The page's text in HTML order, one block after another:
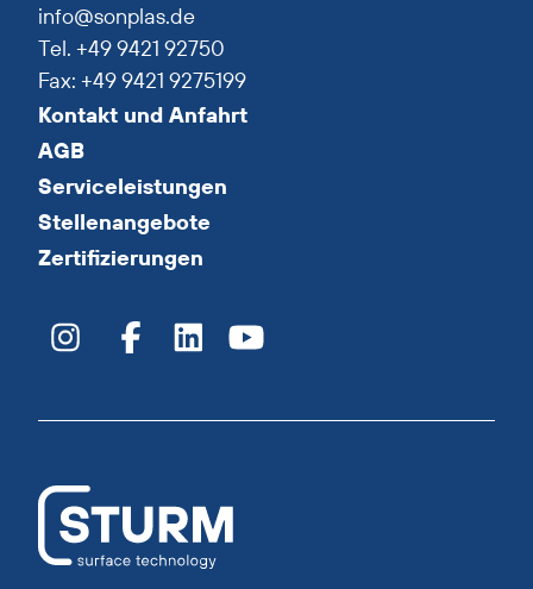
info@sonplas.de
Tel. +49 9421 92750
Fax: +49 9421 9275199
Kontakt und Anfahrt
AGB
Serviceleistungen
Stellenangebote
Zertifizierungen